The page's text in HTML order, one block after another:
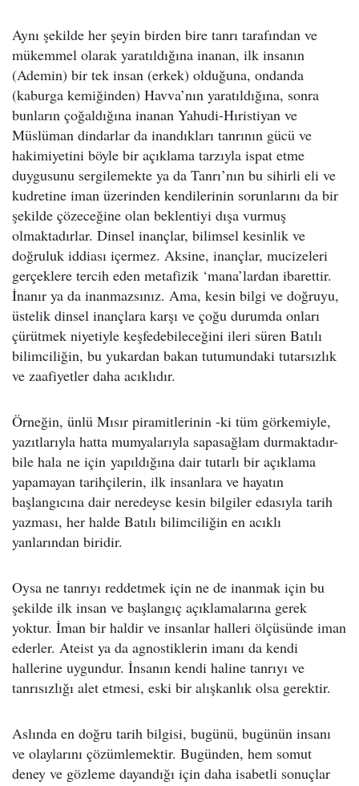
Aynı şekilde her şeyin birden bire tanrı tarafından ve
mükemmel olarak yaratıldığına inanan, ilk insanın
(Ademin) bir tek insan (erkek) olduğuna, ondanda
(kaburga kemiğinden) Havva’nın yaratıldığına, sonra
bunların çoğaldığına inanan Yahudi-Hıristiyan ve
Müslüman dindarlar da inandıkları tanrının gücü ve
hakimiyetini böyle bir açıklama tarzıyla ispat etme
duygusunu sergilemekte ya da Tanrı’nın bu sihirli eli ve
kudretine iman üzerinden kendilerinin sorunlarını da bir
şekilde çözeceğine olan beklentiyi dışa vurmuş
olmaktadırlar. Dinsel inançlar, bilimsel kesinlik ve
doğruluk iddiası içermez. Aksine, inançlar, mucizeleri
gerçeklere tercih eden metafizik ‘mana’lardan ibarettir.
İnanır ya da inanmazsınız. Ama, kesin bilgi ve doğruyu,
üstelik dinsel inançlara karşı ve çoğu durumda onları
çürütmek niyetiyle keşfedebileceğini ileri süren Batılı
bilimciliğin, bu yukardan bakan tutumundaki tutarsızlık
ve zaafiyetler daha acıklıdır.
Örneğin, ünlü Mısır piramitlerinin -ki tüm görkemiyle,
yazıtlarıyla hatta mumyalarıyla sapasağlam durmaktadır-
bile hala ne için yapıldığına dair tutarlı bir açıklama
yapamayan tarihçilerin, ilk insanlara ve hayatın
başlangıcına dair neredeyse kesin bilgiler edasıyla tarih
yazması, her halde Batılı bilimciliğin en acıklı
yanlarından biridir.
Oysa ne tanrıyı reddetmek için ne de inanmak için bu
şekilde ilk insan ve başlangıç açıklamalarına gerek
yoktur. İman bir haldir ve insanlar halleri ölçüsünde iman
ederler. Ateist ya da agnostiklerin imanı da kendi
hallerine uygundur. İnsanın kendi haline tanrıyı ve
tanrısızlığı alet etmesi, eski bir alışkanlık olsa gerektir.
Aslında en doğru tarih bilgisi, bugünü, bugünün insanı
ve olaylarını çözümlemektir. Bugünden, hem somut
deney ve gözleme dayandığı için daha isabetli sonuçlar